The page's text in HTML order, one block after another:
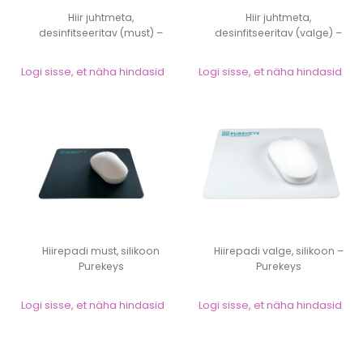
Hiir juhtmeta,
desinfitseeritav (must) –
Logi sisse, et näha hindasid
Hiir juhtmeta,
desinfitseeritav (valge) –
Logi sisse, et näha hindasid
Hiirepadi must, silikoon
Purekeys
Logi sisse, et näha hindasid
Hiirepadi valge, silikoon –
Purekeys
Logi sisse, et näha hindasid